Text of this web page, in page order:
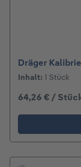
Dräger
Inhalt: 1 Stück
64,26 € /